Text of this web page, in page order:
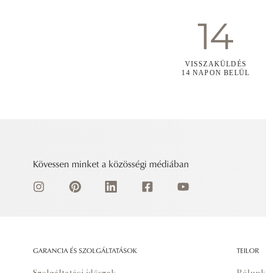
VISSZAKÜLDÉS
14 NAPON BELÜL
Kövessen minket a közösségi médiában
GARANCIA ÉS SZOLGÁLTATÁSOK TEILOR